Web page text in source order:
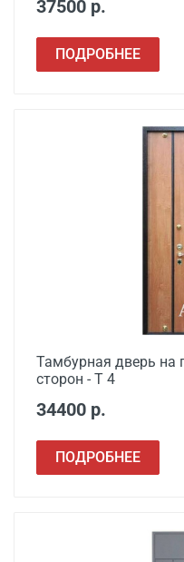
37500 р.
ПОДРОБНЕЕ
Тамбурная дверь на
сторон - Т 4
34400 р.
ПОДРОБНЕЕ